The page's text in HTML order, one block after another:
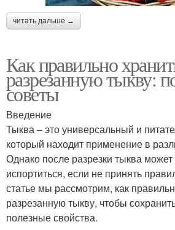
читать дальше →
Как правильно
разрезанную тыкву:
советы
Введение
Тыква – это универсальный и
который находит применение в
Однако после разрезки тыква
испортиться, если не принять
статье мы рассмотрим, как
разрезанную тыкву, чтобы
полезные свойства.